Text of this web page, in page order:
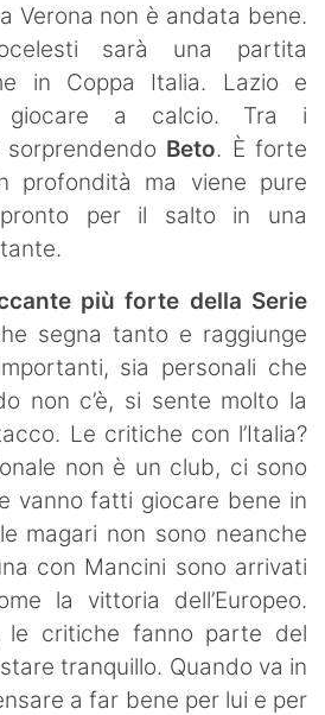
Verona non è andata bene.
sarà una partita
in Coppa Italia. Lazio e
giocare a calcio. Tra i
Beto. È forte
profondità ma viene pure
per il salto in una
più forte della Serie
segna tanto e raggiunge
sia personali che
non c’è, si sente molto la
Le critiche con l’Italia?
non è un club, ci sono
vanno fatti giocare bene in
magari non sono neanche
con Mancini sono arrivati
la vittoria dell’Europeo.
le critiche fanno parte del
tranquillo. Quando va in
a far bene per lui e per